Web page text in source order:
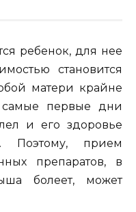
ребенок, для нее
становится
матери крайне
первые дни
и его здоровье
Поэтому, прием
препаратов, в
болеет, может